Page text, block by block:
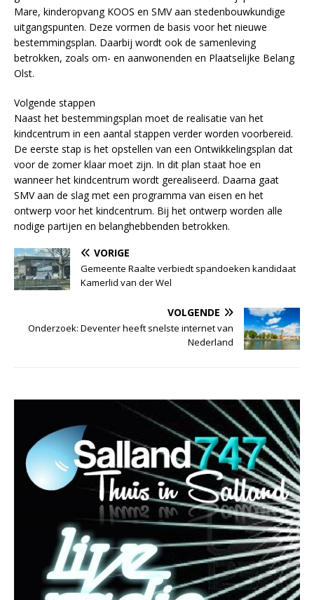
Mare, kinderopvang KOOS en SMV aan stedenbouwkundige
uitgangspunten. Deze vormen de basis voor het nieuwe
bestemmingsplan. Daarbij wordt ook de samenleving
betrokken, zoals om- en aanwonenden en Plaatselijke Belang
Olst.
Volgende stappen
Naast het bestemmingsplan moet de realisatie van het
kindcentrum in een aantal stappen verder worden voorbereid.
De eerste stap is het opstellen van een Ontwikkelingsplan dat
voor de zomer klaar moet zijn. In dit plan staat hoe en
wanneer het kindcentrum wordt gerealiseerd. Daarna gaat
SMV aan de slag met een programma van eisen en het
ontwerp voor het kindcentrum. Bij het ontwerp worden alle
nodige partijen en belanghebbenden betrokken.
VORIGE
Gemeente Raalte verbiedt spandoeken kandidaat
Kamerlid van der Wel
VOLGENDE
Onderzoek: Deventer heeft snelste internet van
Nederland